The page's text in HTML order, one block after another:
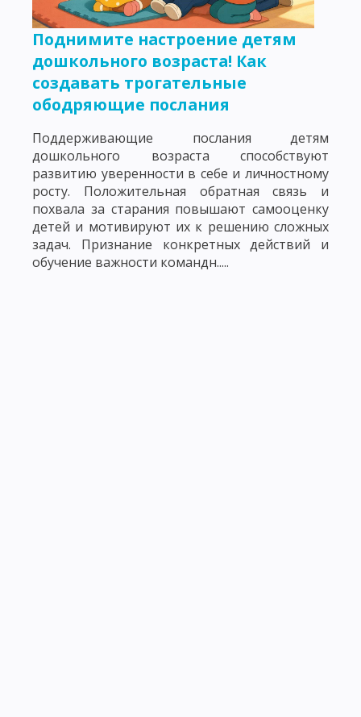
Поднимите настроение детям
дошкольного возраста! Как
создавать трогательные
ободряющие послания
Поддерживающие послания детям
дошкольного возраста способствуют
развитию уверенности в себе и личностному
росту. Положительная обратная связь и
похвала за старания повышают самооценку
детей и мотивируют их к решению сложных
задач. Признание конкретных действий и
обучение важности командн.....